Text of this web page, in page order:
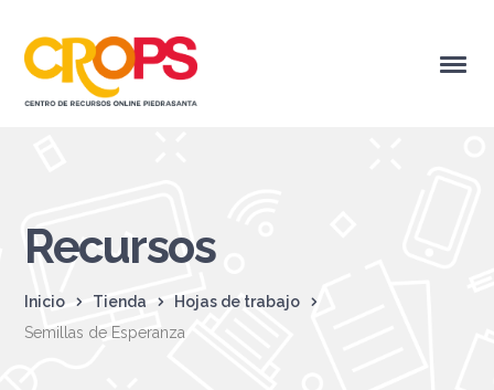
Recursos
Inicio Tienda
Hojas de trabajo
Semillas de Esperanza